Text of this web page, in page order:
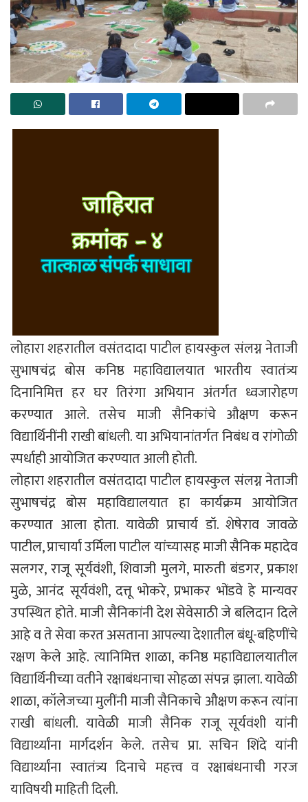
लोहारा शहरातील वसंतदादा पाटील हायस्कुल संलग्न नेताजी
सुभाषचंद्र बोस कनिष्ठ महाविद्यालयात भारतीय स्वातंत्र्य
दिनानिमित्त हर घर तिरंगा अभियान अंतर्गत ध्वजारोहण
करण्यात आले. तसेच माजी सैनिकांचे औक्षण करून
विद्यार्थिनींनी राखी बांधली. या अभियानांतर्गत निबंध व रांगोळी
स्पर्धाही आयोजित करण्यात आली होती.
लोहारा शहरातील वसंतदादा पाटील हायस्कुल संलग्न नेताजी
सुभाषचंद्र बोस महाविद्यालयात हा कार्यक्रम आयोजित
करण्यात आला होता. यावेळी प्राचार्य डॉ. शेषेराव जावळे
पाटील, प्राचार्या उर्मिला पाटील यांच्यासह माजी सैनिक महादेव
सलगर, राजू सूर्यवंशी, शिवाजी मुलगे, मारुती बंडगर, प्रकाश
मुळे, आनंद सूर्यवंशी, दत्तू भोकरे, प्रभाकर भोंडवे हे मान्यवर
उपस्थित होते. माजी सैनिकांनी देश सेवेसाठी जे बलिदान दिले
आहे व ते सेवा करत असताना आपल्या देशातील बंधू-बहिणींचे
रक्षण केले आहे. त्यानिमित्त शाळा, कनिष्ठ महाविद्यालयातील
विद्यार्थिनीच्या वतीने रक्षाबंधनाचा सोहळा संपन्न झाला. यावेळी
शाळा, कॉलेजच्या मुलींनी माजी सैनिकाचे औक्षण करून त्यांना
राखी बांधली. यावेळी माजी सैनिक राजू सूर्यवंशी यांनी
विद्यार्थ्यांना मार्गदर्शन केले. तसेच प्रा. सचिन शिंदे यांनी
विद्यार्थ्यांना स्वातंत्र्य दिनाचे महत्त्व व रक्षाबंधनाची गरज
याविषयी माहिती दिली.